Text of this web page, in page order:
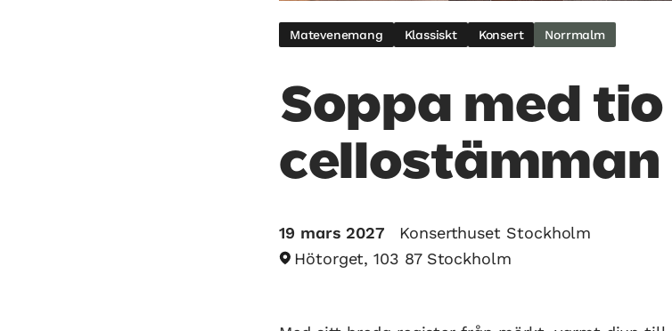
Matevenemang Klassiskt Konsert Norrmalm
Soppa med tio
cellostämman
19 mars 2027
Konserthuset Stockholm
Hötorget, 103 87 Stockholm